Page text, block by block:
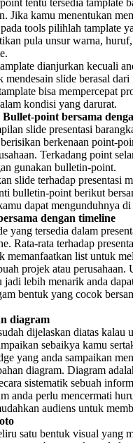
Jika kamu menentukan
tools pilihlah tamplate
pula unsur warna,
dianjurkan kecuali
mendesain slide berasal
bisa mempercepat
kondisi yang darurat.
point bersama
slide presentasi
berkenaan point-
Terkadang point
gunakan bulletin-point.
slide terhadap presentasi
bulletin-point berikut
dapat mengunduhnya
dengan timeline
yang tersedia dalam
Rata-rata terhadap
memanfaatkan list untuk
projek atau perusahaan.
jadi lebih menarik anda
bentuk yang cocok
diagram
dijelaskan diatas kalau
sebaikya kamu
yang anda sampaikan
diagram. Diagram
sistematik sebuah
anda perlu mencermati
audiens untuk
satu bentuk visual yang